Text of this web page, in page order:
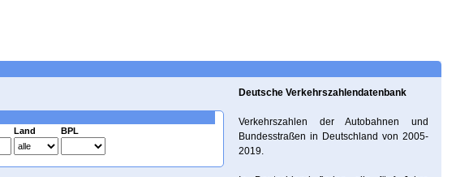
Land BPL
Deutsche Verkehrszahlendatenbank
Verkehrszahlen der Autobahnen und
Bundesstraßen in Deutschland von 2005-
2019.